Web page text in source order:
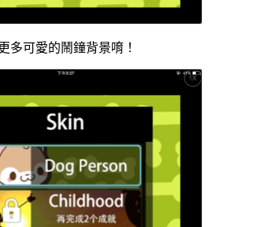
多可愛的鬧鐘背景唷！